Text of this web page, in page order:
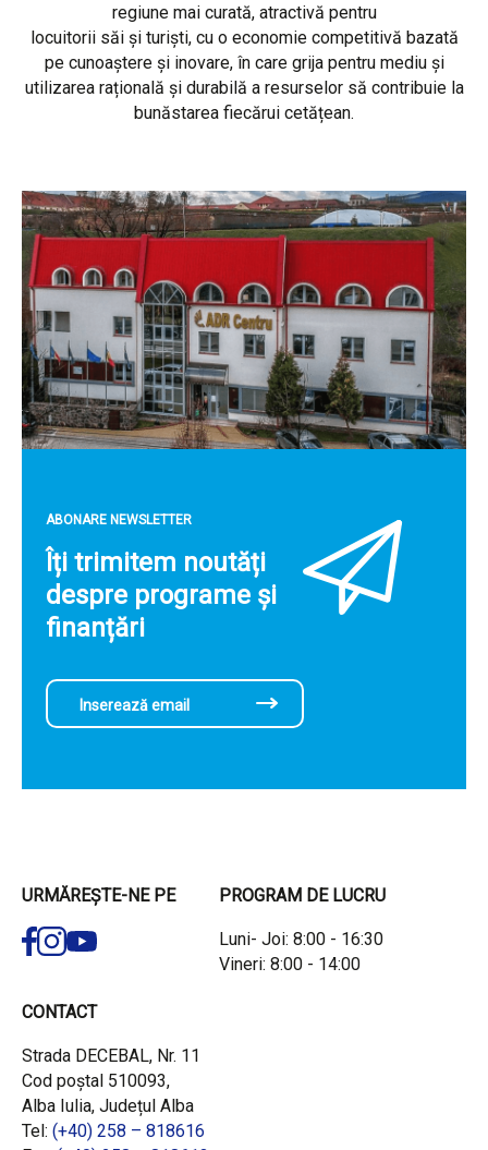
regiune mai curată, atractivă pentru
locuitorii săi și turiști, cu o economie competitivă bazată
pe cunoaștere și inovare, în care grija pentru mediu și
utilizarea rațională și durabilă a resurselor să contribuie la
bunăstarea fiecărui cetățean.
ABONARE NEWSLETTER
Îți trimitem noutăți
despre programe și
finanțări
URMĂREȘTE-NE PE PROGRAM DE LUCRU
Luni- Joi: 8:00 - 16:30
Vineri: 8:00 - 14:00
CONTACT
Strada DECEBAL, Nr. 11
Cod poștal 510093,
Alba Iulia, Județul Alba
Tel: (+40) 258 – 818616